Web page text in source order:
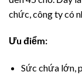
chức, công ty có
Ưu điểm:
Sức chứa lớn,